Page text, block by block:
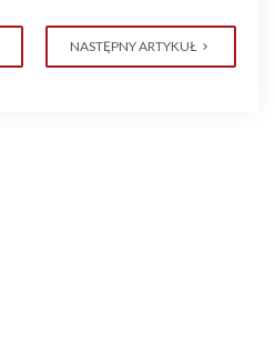
NASTĘPNY ARTYKUŁ